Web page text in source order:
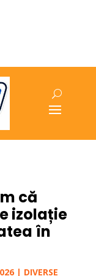
că
izolație
în
| DIVERSE